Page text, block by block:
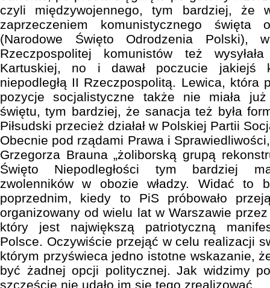
czyli międzywojennego, tym bardziej, że
zaprzeczeniem komunistycznego święta
(Narodowe Święto Odrodzenia
Rzeczpospolitej komunistów też
Kartuskiej, no i dawał poczucie jakiejś
niepodległą II Rzeczpospolitą. Lewica, która
pozycje socjalistyczne także nie miała
świętu, tym bardziej, że sanacja też była
Piłsudski przecież działał w Polskiej Partii
Obecnie pod rządami Prawa i
Grzegorza Brauna „żoliborską grupą
Święto Niepodległości tym bardziej
zwolenników w obozie władzy. Widać to
poprzednim, kiedy to PiS próbowało
organizowany od wielu lat w Warszawie
który jest największą patriotyczną
Polsce. Oczywiście przejąć w celu realizacji
którym przyświeca jedno istotne wskazanie,
być żadnej opcji politycznej. Jak widzimy
szczęście nie udało im się tego zrealizować.